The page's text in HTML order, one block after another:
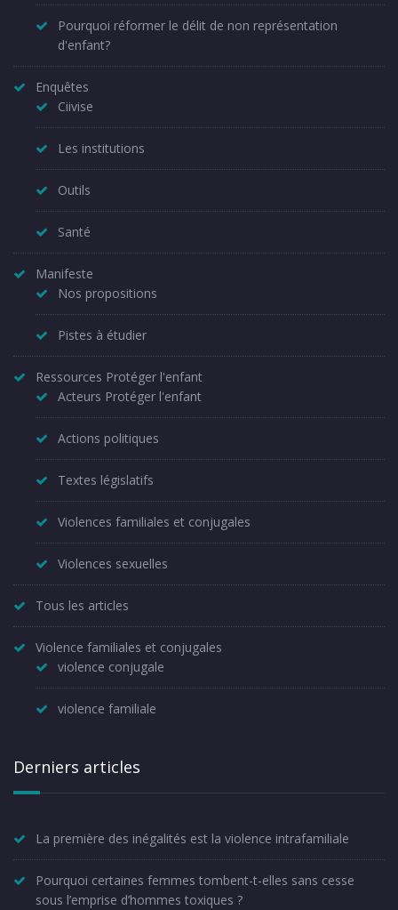
Pourquoi réformer le délit de non représentation
d'enfant?
Enquêtes
Ciivise
Les institutions
Outils
Santé
Manifeste
Nos propositions
Pistes à étudier
Ressources Protéger l'enfant
Acteurs Protéger l'enfant
Actions politiques
Textes législatifs
Violences familiales et conjugales
Violences sexuelles
Tous les articles
Violence familiales et conjugales
violence conjugale
violence familiale
Derniers articles
La première des inégalités est la violence intrafamiliale
Pourquoi certaines femmes tombent-t-elles sans cesse
sous l’emprise d’hommes toxiques ?